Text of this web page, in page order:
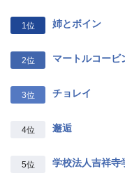
1位 姉とボイン
2位 マートルコービ
3位 チョレイ
4位 邂逅
5位 学校法人吉祥寺